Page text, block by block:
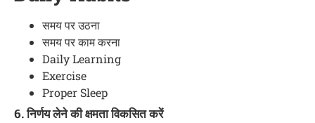
समय पर उठना
समय पर काम करना
Daily Learning
Exercise
Proper Sleep
6. निर्णय लेने की क्षमता विकसित करें